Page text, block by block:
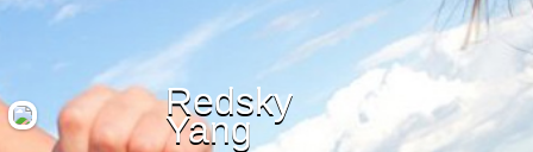
最新留言 Redsky
Yang